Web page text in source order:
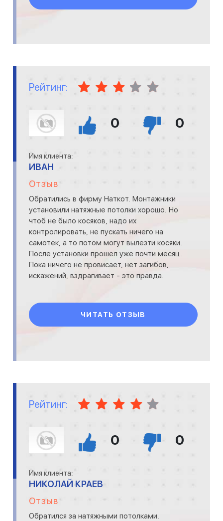
Рейтинг:
0 0
Имя клиента:
ИВАН
Отзыв
Обратились в фирму Наткот. Монтажники
установили натяжные потолки хорошо. Но
чтоб не было косяков, надо их
контролировать, не пускать ничего на
самотек, а то потом могут вылезти косяки.
После установки прошел уже почти месяц.
Пока ничего не провисает, нет загибов,
искажений, вздрагивает - это правда.
ЧИТАТЬ ОТЗЫВ
Рейтинг:
0 0
Имя клиента:
НИКОЛАЙ КРАЕВ
Отзыв
Обратился за натяжными потолками.